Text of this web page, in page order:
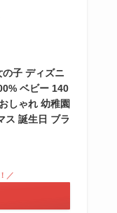
子 ディズニ
ベビー 140
しゃれ 幼稚園
ス 誕生日 ブラ
／